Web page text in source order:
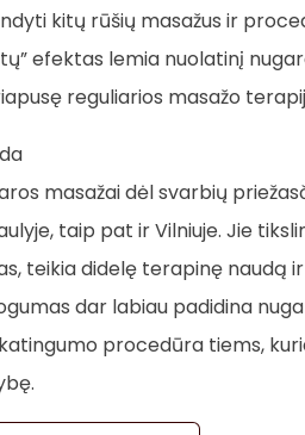
kitų rūšių masažus ir
efektas lemia nuolatinį
reguliarios masažo
masažai dėl svarbių
taip pat ir Vilniuje. Jie
teikia didelę terapinę naudą
dar labiau padidina
procedūra tiems,